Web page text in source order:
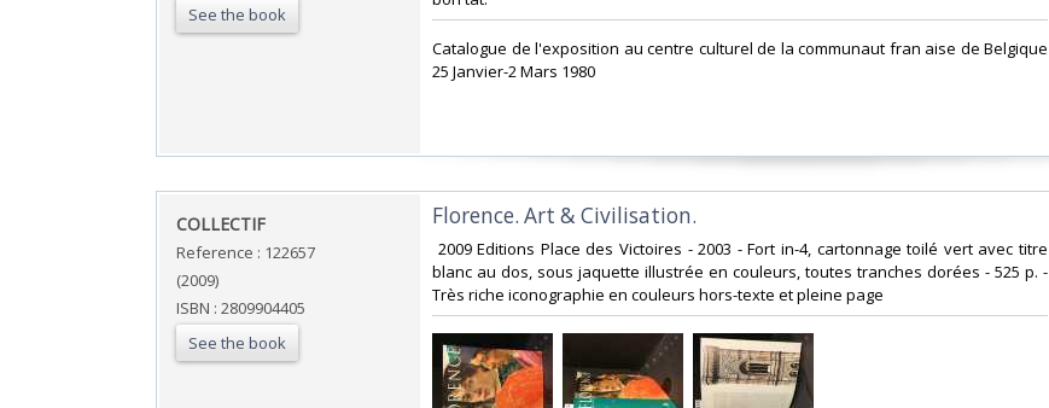
See the book
‎Catalogue de l'exposition au centre culturel de la communaut fran aise de Belgique
25 Janvier-2 Mars 1980‎
‎COLLECTIF‎
Reference : 122657
(2009)
ISBN : 2809904405
See the book
‎Florence. Art & Civilisation. ‎
‎ 2009 Editions Place des Victoires - 2003 - Fort in-4, cartonnage toilé vert avec titre
blanc au dos, sous jaquette illustrée en couleurs, toutes tranches dorées - 525 p. -
Très riche iconographie en couleurs hors-texte et pleine page‎